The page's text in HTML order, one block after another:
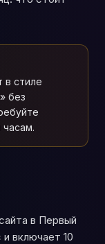
в стиле
без
в Первый
включает 10